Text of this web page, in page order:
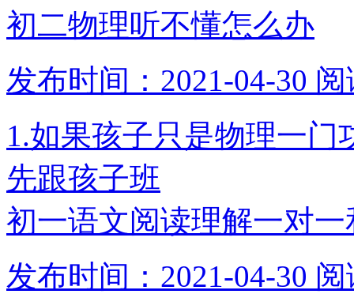
初二物理听不懂怎么办
发布时间：2021-04-30 阅
1.如果孩子只是物理一
先跟孩子班
初一语文阅读理解一对
发布时间：2021-04-30 阅